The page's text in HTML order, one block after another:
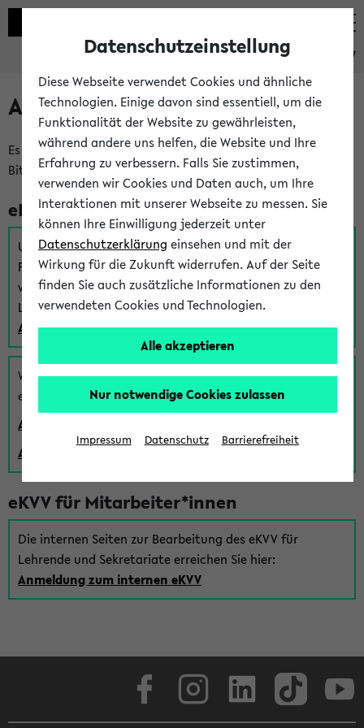
eKVV
Anmeldung am eKVV
Es gibt mehrere Möglichkeiten zur Anmeldung am eKVV.
Bitte wählen Sie die für Sie richtige aus:
eKVV für Studierende
Um sich einen Stundenplan zu erstellen und alle weiteren
Funktionen des eKVVs für Studierende zu nutzen,
verwenden Sie diesen Link zur Anmeldung über Ihr Uni
Login:
Anmeldung zum eKVV der Studierenden
Wenn Sie (noch) kein Uni Login haben, können Sie das
eKVV auch über einen Gastzugang verwenden:
Anmeldung über einen vorhandenen Gastzugang
Anlegen eines neuen Gastzugangs
eKVV für Mitarbeiter*innen
Die internen Seiten zur Bearbeitung des eKVV für
Lehrende und Sekretariate erreichen Sie hier:
Anmeldung zum internen eKVV
Datenschutzeinstellung
Diese Webseite verwendet Cookies und ähnliche
Technologien. Einige davon sind essentiell, um die
Funktionalität der Website zu gewährleisten,
während andere uns helfen, die Website und Ihre
Erfahrung zu verbessern. Falls Sie zustimmen,
verwenden wir Cookies und Daten auch, um Ihre
Interaktionen mit unserer Webseite zu messen. Sie
können Ihre Einwilligung jederzeit unter
Datenschutzerklärung einsehen und mit der
Wirkung für die Zukunft widerrufen. Auf der Seite
finden Sie auch zusätzliche Informationen zu den
verwendeten Cookies und Technologien.
Alle akzeptieren
Nur notwendige Cookies zulassen
Impressum Datenschutz Barrierefreiheit